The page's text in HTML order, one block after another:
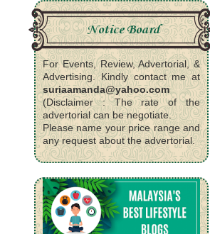
Notice Board
For Events, Review, Advertorial, &
Advertising. Kindly contact me at
suriaamanda@yahoo.com
(Disclaimer : The rate of the
advertorial can be negotiate.
Please name your price range and
any request about the advertorial.